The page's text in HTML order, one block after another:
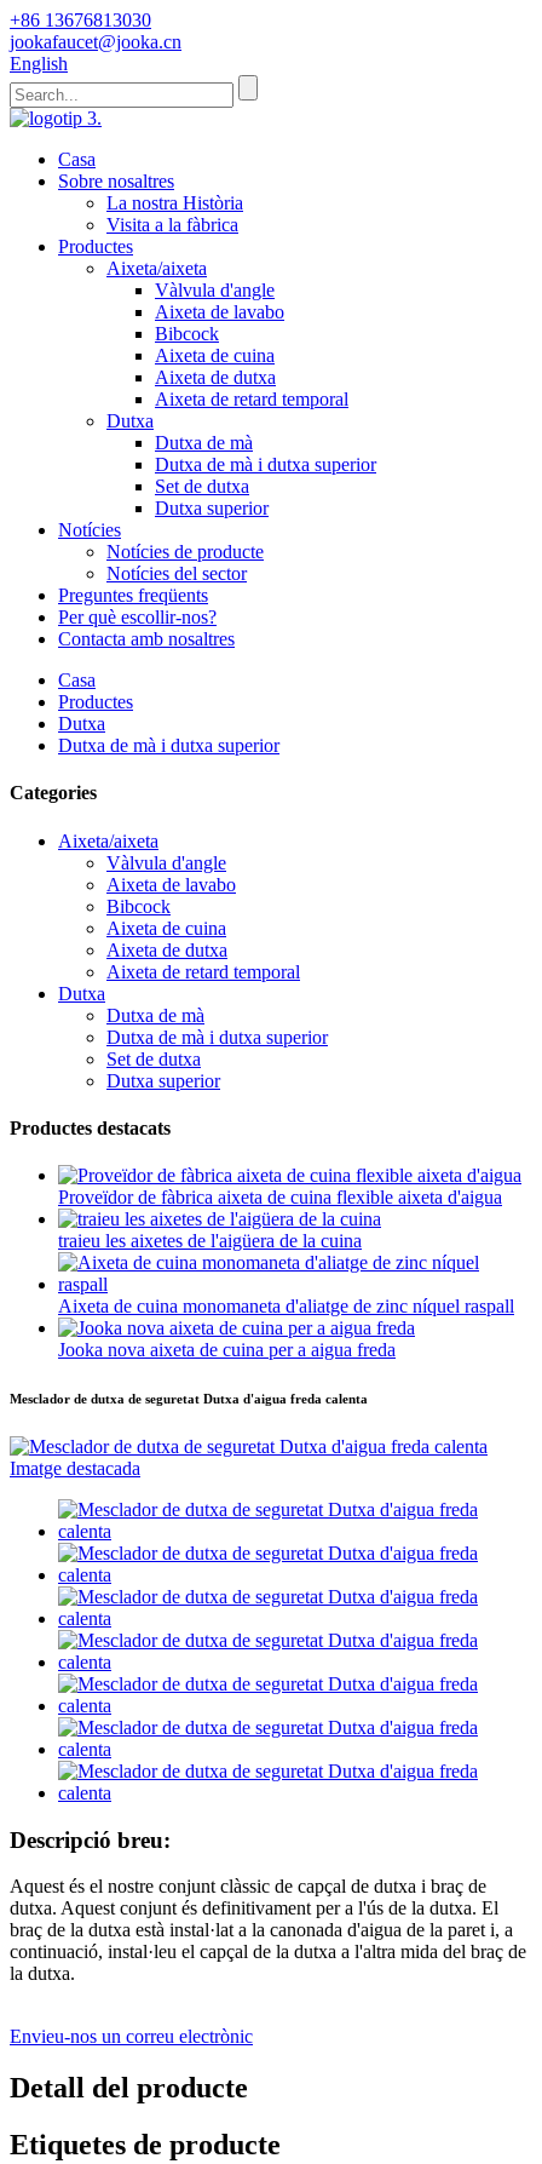
+86 13676813030
jookafaucet@jooka.cn
English
Casa
Sobre nosaltres
La nostra Història
Visita a la fàbrica
Productes
Aixeta/aixeta
Vàlvula d'angle
Aixeta de lavabo
Bibcock
Aixeta de cuina
Aixeta de dutxa
Aixeta de retard temporal
Dutxa
Dutxa de mà
Dutxa de mà i dutxa superior
Set de dutxa
Dutxa superior
Notícies
Notícies de producte
Notícies del sector
Preguntes freqüents
Per què escollir-nos?
Contacta amb nosaltres
Casa
Productes
Dutxa
Dutxa de mà i dutxa superior
Categories
Aixeta/aixeta
Vàlvula d'angle
Aixeta de lavabo
Bibcock
Aixeta de cuina
Aixeta de dutxa
Aixeta de retard temporal
Dutxa
Dutxa de mà
Dutxa de mà i dutxa superior
Set de dutxa
Dutxa superior
Productes destacats
Proveïdor de fàbrica aixeta de cuina flexible aixeta d'aigua
traieu les aixetes de l'aigüera de la cuina
Aixeta de cuina monomaneta d'aliatge de zinc níquel raspall
Jooka nova aixeta de cuina per a aigua freda
Mesclador de dutxa de seguretat Dutxa d'aigua freda calenta
Descripció breu:
Aquest és el nostre conjunt clàssic de capçal de dutxa i braç de
dutxa. Aquest conjunt és definitivament per a l'ús de la dutxa. El
braç de la dutxa està instal·lat a la canonada d'aigua de la paret i, a
continuació, instal·leu el capçal de la dutxa a l'altra mida del braç de
la dutxa.
Envieu-nos un correu electrònic
Detall del producte
Etiquetes de producte